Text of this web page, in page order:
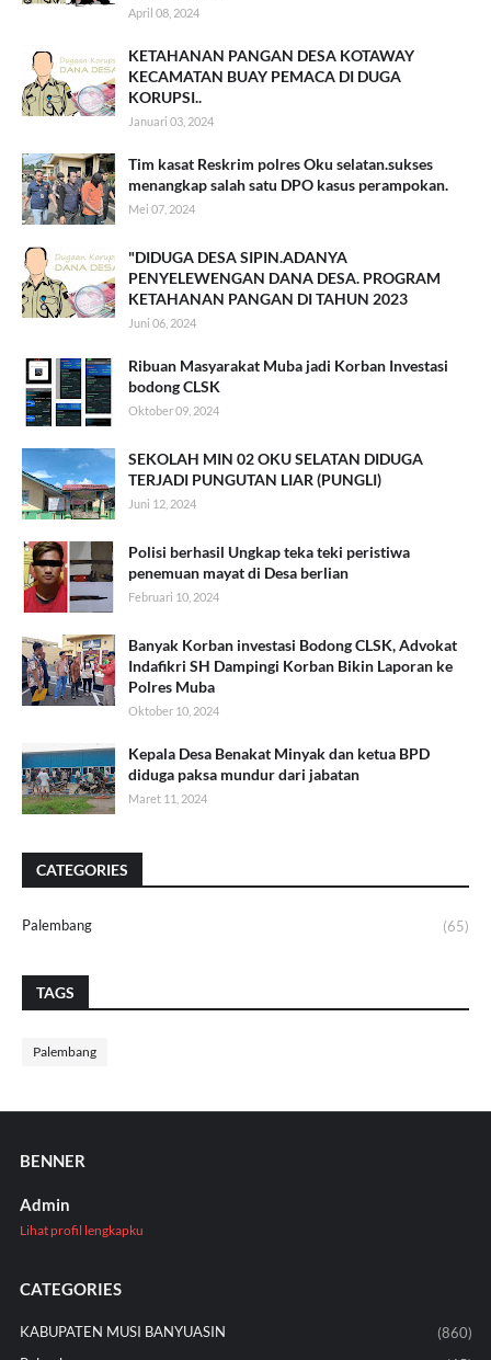
April 08, 2024
KETAHANAN PANGAN DESA KOTAWAY
KECAMATAN BUAY PEMACA DI DUGA
KORUPSI..
Januari 03, 2024
Tim kasat Reskrim polres Oku selatan.sukses
menangkap salah satu DPO kasus perampokan.
Mei 07, 2024
"DIDUGA DESA SIPIN.ADANYA
PENYELEWENGAN DANA DESA. PROGRAM
KETAHANAN PANGAN DI TAHUN 2023
Juni 06, 2024
Ribuan Masyarakat Muba jadi Korban Investasi
bodong CLSK
Oktober 09, 2024
SEKOLAH MIN 02 OKU SELATAN DIDUGA
TERJADI PUNGUTAN LIAR (PUNGLI)
Juni 12, 2024
Polisi berhasil Ungkap teka teki peristiwa
penemuan mayat di Desa berlian
Februari 10, 2024
Banyak Korban investasi Bodong CLSK, Advokat
Indafikri SH Dampingi Korban Bikin Laporan ke
Polres Muba
Oktober 10, 2024
Kepala Desa Benakat Minyak dan ketua BPD
diduga paksa mundur dari jabatan
Maret 11, 2024
CATEGORIES
Palembang (65)
TAGS
Palembang
BENNER
Admin
Lihat profil lengkapku
CATEGORIES
KABUPATEN MUSI BANYUASIN
(860)